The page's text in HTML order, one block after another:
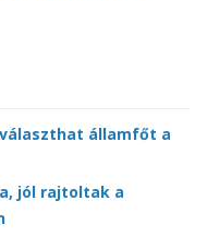
államfőt a
jól rajtoltak a